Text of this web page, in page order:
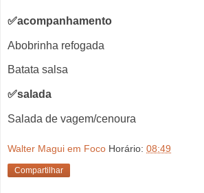
✅acompanhamento
Abobrinha refogada
Batata salsa
✅salada
Salada de vagem/cenoura
Walter Magui em Foco Horário: 08:49
Compartilhar